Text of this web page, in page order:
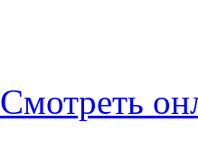
Смотреть